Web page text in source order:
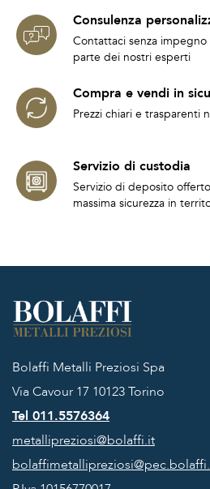
Consulenza
Contattaci senza
parte dei nostri esperti
Compra e vendi in
Prezzi chiari e trasparenti
Servizio di custodia
Servizio di deposito
massima sicurezza in
Bolaffi Metalli Preziosi Spa
Via Cavour 17 10123 Torino
Tel 011.5576364
metallipreziosi@bolaffi.it